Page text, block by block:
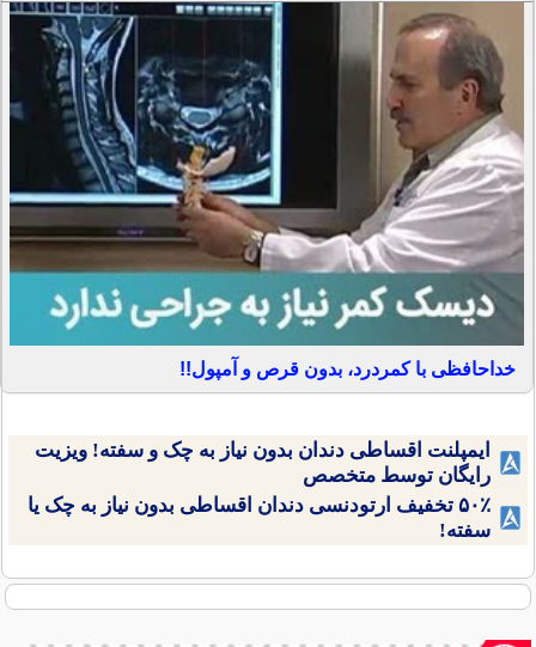
خداحافظی با کمردرد، بدون قرص و آمپول!!
ایمپلنت اقساطی دندان بدون نیاز به چک و سفته! ویزیت
رایگان توسط متخصص
۵۰٪ تخفیف ارتودنسی دندان اقساطی بدون نیاز به چک یا
سفته!